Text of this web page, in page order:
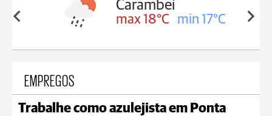
18°C
Carambeí
max 18°C min 17°C
EMPREGOS
Trabalhe como azulejista em Ponta